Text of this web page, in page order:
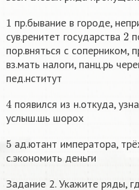
1 пр.бывание в городе,
сув.ренитет государства 2
пор.вняться с соперником,
вз.мать налоги, панц.рь
пед.нститут
4 появился из н.откуда,
услыш.шь шорох
5 ад.ютант императора,
с.экономить деньги
Задание 2. Укажите ряды,